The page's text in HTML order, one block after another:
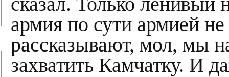
армия по сути армией
рассказывают, мол, мы
захватить Камчатку. И